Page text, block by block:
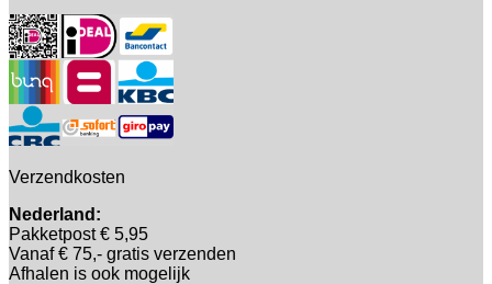
Verzendkosten
Nederland:
Pakketpost € 5,95
Vanaf € 75,- gratis verzenden
Afhalen is ook mogelijk